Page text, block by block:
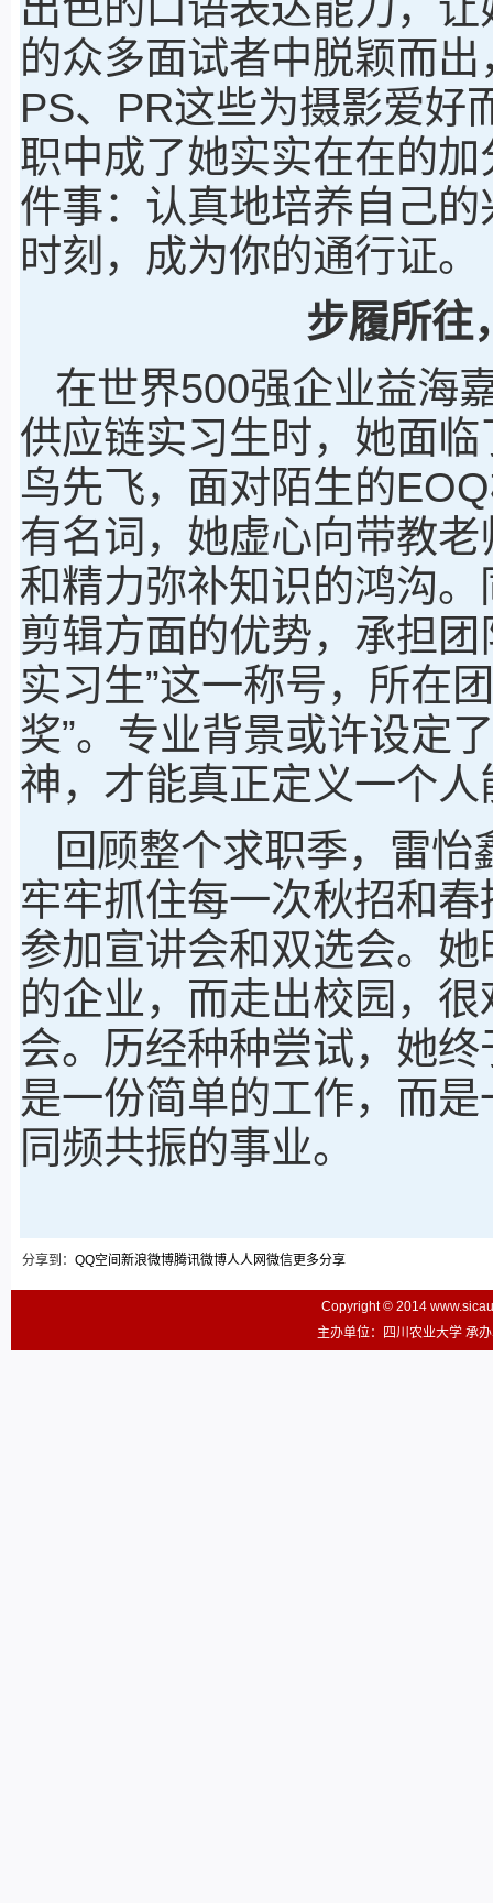
的众多面试者中脱颖而
PS、PR这些为摄影爱好
职中成了她实实在在的
件事：认真地培养自己
时刻，成为你的通行证。
步履所往
在世界500强企业益海
供应链实习生时，她面
鸟先飞，面对陌生的
有名词，她虚心向带教
和精力弥补知识的鸿沟
剪辑方面的优势，承担
实习生”这一称号，所在
奖”。专业背景或许设定
神，才能真正定义一个
回顾整个求职季，雷
牢牢抓住每一次秋招和
参加宣讲会和双选会。
的企业，而走出校园，
会。历经种种尝试，她
是一份简单的工作，而
同频共振的事业。
分享到： QQ空间 新浪微博腾讯微博人人网微信更多分享
Copyright © 2014
主办单位：四川农业大学 承